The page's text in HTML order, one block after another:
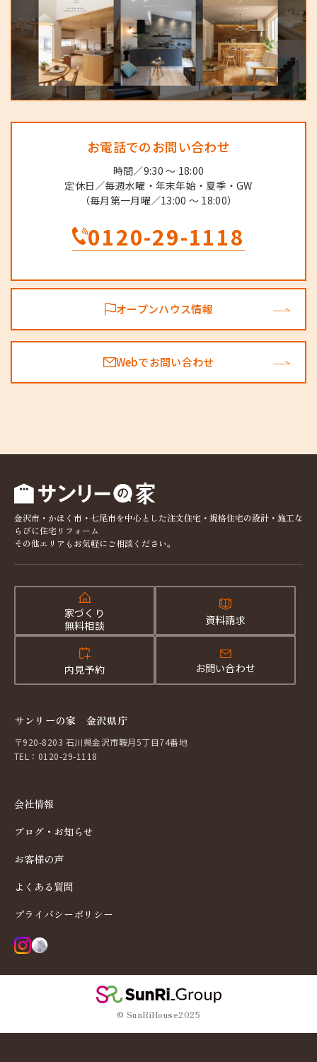
お電話でのお問い合わせ
時間／9:30 ～ 18:00
定休日／毎週水曜・年末年始・夏季・GW
（毎月第一月曜／13:00 ～ 18:00）
0120-29-1118
オープンハウス情報
Webでお問い合わせ
金沢市・かほく市・七尾市を中心とした注文住宅・規格住宅の設計・施工な
らびに住宅リフォーム
その他エリアもお気軽にご相談ください。
家づくり
無料相談
資料請求
内見予約 お問い合わせ
サンリーの家 金沢県庁
〒920-8203 石川県金沢市鞍月5丁目74番地
TEL：0120-29-1118
会社情報
ブログ・お知らせ
お客様の声
よくある質問
プライバシーポリシー
© SunRiHouse2025